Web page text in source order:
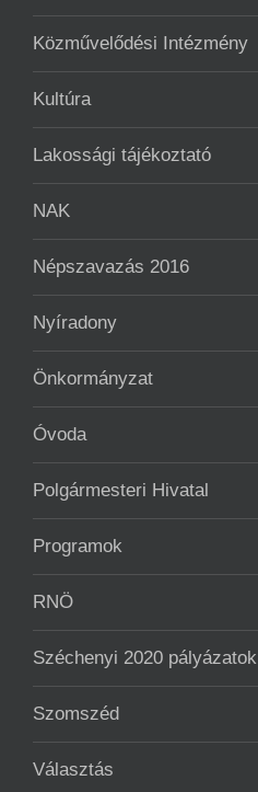
Közművelődési Intézmény
Kultúra
Lakossági tájékoztató
NAK
Népszavazás 2016
Nyíradony
Önkormányzat
Óvoda
Polgármesteri Hivatal
Programok
RNÖ
Széchenyi 2020 pályázatok
Szomszéd
Választás